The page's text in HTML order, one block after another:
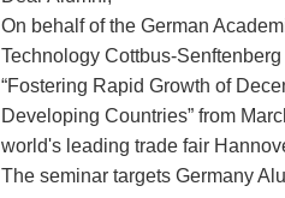
On behalf of the German
Technology Cottbus-
“Fostering Rapid Growth of
Developing Countries” from
world's leading trade fair
The seminar targets Germany